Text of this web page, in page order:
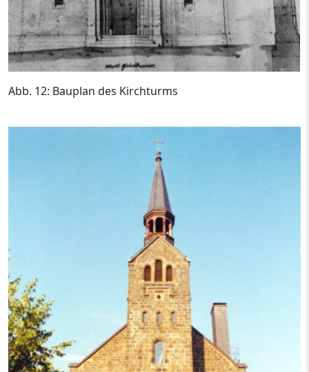
Abb. 12: Bauplan des Kirchturms